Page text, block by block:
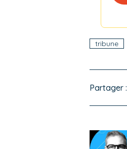
tribune
Partager :